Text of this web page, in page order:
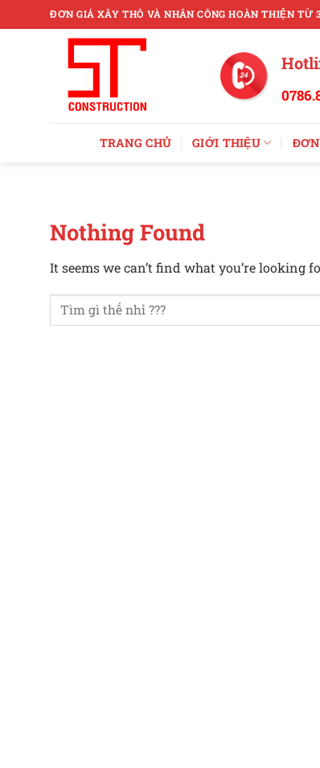
to
ĐƠN GIÁ XÂY THÔ VÀ NHÂN CÔNG HOÀN THIỆN
TRANG CHỦ GIỚI THIỆU
Nothing Found
It seems we can’t find what you’re looking